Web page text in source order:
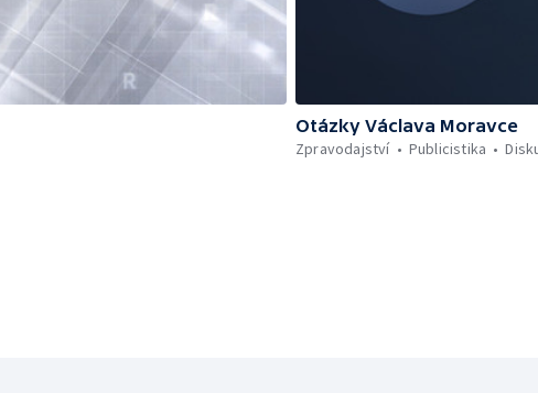
Otázky Václava Moravce
Zpravodajství
Publicistika